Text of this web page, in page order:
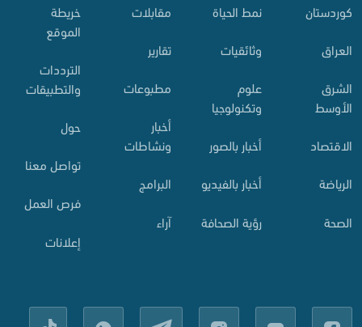
کوردستان
العراق
الشرق
الأوسط
الاقتصاد
الرياضة
الصحة
نمط الحياة
وثائقيات
علوم
وتكنولوجيا
أخبار بالصور
أخبار بالفيديو
رؤية الصحافة
مقابلات
تقارير
مطبوعات
أخبار
ونشاطات
البرامج
آراء
خريطة
الموقع
الترددات
والتطبيقات
حول
تواصل معنا
فرص العمل
إعلانات